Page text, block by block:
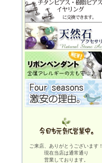
ご来店、ありがとうございます！
現在当店は通常通り
営業しております。